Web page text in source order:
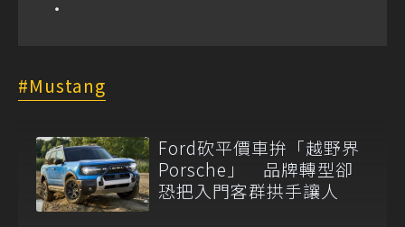
Mustang
Ford砍平價車拚「越野界
Porsche」 品牌轉型卻
恐把入門客群拱手讓人